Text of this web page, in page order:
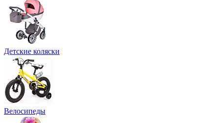
Детские коляски
Велосипеды